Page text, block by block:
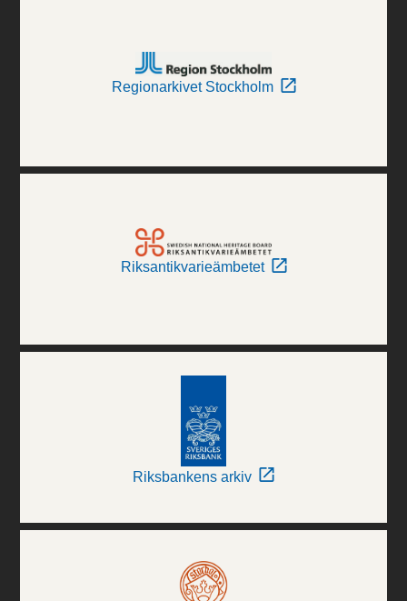
Regionarkivet Stockholm
Riksantikvarieämbetet
Riksbankens arkiv